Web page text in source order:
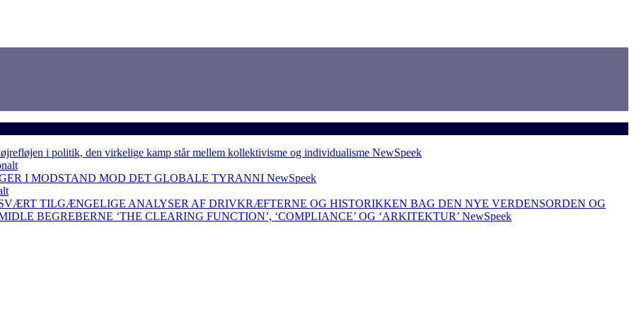
i politik, den virkelige kamp står mellem kollektivisme og individualisme NewSpeek
I MODSTAND MOD DET GLOBALE TYRANNI NewSpeek
TILGÆNGELIGE ANALYSER AF DRIVKRÆFTERNE OG HISTORIKKEN BAG DEN NYE VERDENSORDEN OG
BEGREBERNE ‘THE CLEARING FUNCTION’, ‘COMPLIANCE’ OG ‘ARKITEKTUR’ NewSpeek